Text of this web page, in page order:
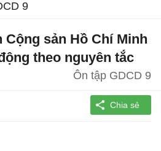
9
sản Hồ Chí Minh
theo nguyên tắc
Ôn tập GDCD 9